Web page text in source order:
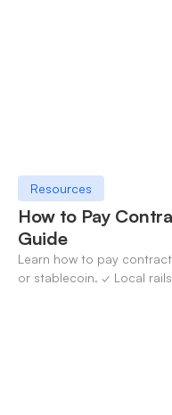
Resources
How to Pay
Guide
Learn how to pay
or stablecoin. ✓ Local